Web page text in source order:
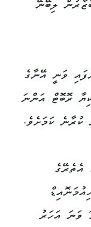
ލިބޭނޭ
ވަނީ އޭނާގެ
ރޮބޮޓް އަންނަ
ކުރާނެ ކަމަށެވެ.
ރޮބޮޓްތައް ހުންނާނެ ކަމަށާއި 2026 ވަނަ އަހަރު